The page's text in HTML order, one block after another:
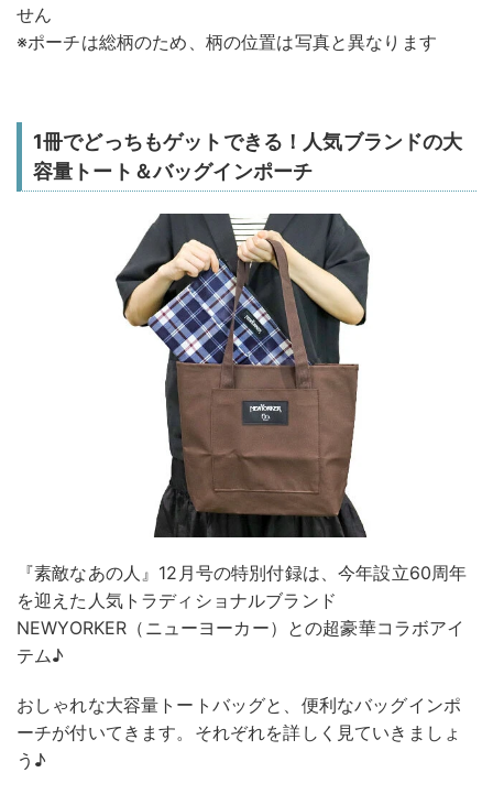
せん
※ポーチは総柄のため、柄の位置は写真と異なります
1冊でどっちもゲットできる！人気ブランドの大
容量トート＆バッグインポーチ
『素敵なあの人』12月号の特別付録は、今年設立60周年
を迎えた人気トラディショナルブランド
NEWYORKER（ニューヨーカー）との超豪華コラボアイ
テム♪
おしゃれな大容量トートバッグと、便利なバッグインポ
ーチが付いてきます。それぞれを詳しく見ていきましょ
う♪